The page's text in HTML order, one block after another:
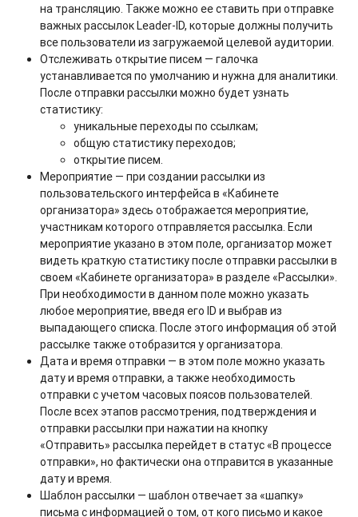
на трансляцию. Также можно ее ставить при отправке
важных рассылок Leader-ID, которые должны получить
все пользователи из загружаемой целевой аудитории.
Отслеживать открытие писем — галочка
устанавливается по умолчанию и нужна для аналитики.
После отправки рассылки можно будет узнать
статистику:
уникальные переходы по ссылкам;
общую статистику переходов;
открытие писем.
Мероприятие — при создании рассылки из
пользовательского интерфейса в «Кабинете
организатора» здесь отображается мероприятие,
участникам которого отправляется рассылка. Если
мероприятие указано в этом поле, организатор может
видеть краткую статистику после отправки рассылки в
своем «Кабинете организатора» в разделе «Рассылки».
При необходимости в данном поле можно указать
любое мероприятие, введя его ID и выбрав из
выпадающего списка. После этого информация об этой
рассылке также отобразится у организатора.
Дата и время отправки — в этом поле можно указать
дату и время отправки, а также необходимость
отправки с учетом часовых поясов пользователей.
После всех этапов рассмотрения, подтверждения и
отправки рассылки при нажатии на кнопку
«Отправить» рассылка перейдет в статус «В процессе
отправки», но фактически она отправится в указанные
дату и время.
Шаблон рассылки — шаблон отвечает за «шапку»
письма с информацией о том, от кого письмо и какое